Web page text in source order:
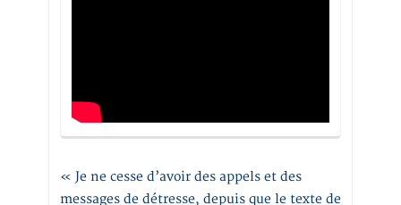
« Je ne cesse d’avoir des appels et des
messages de détresse, depuis que le texte de